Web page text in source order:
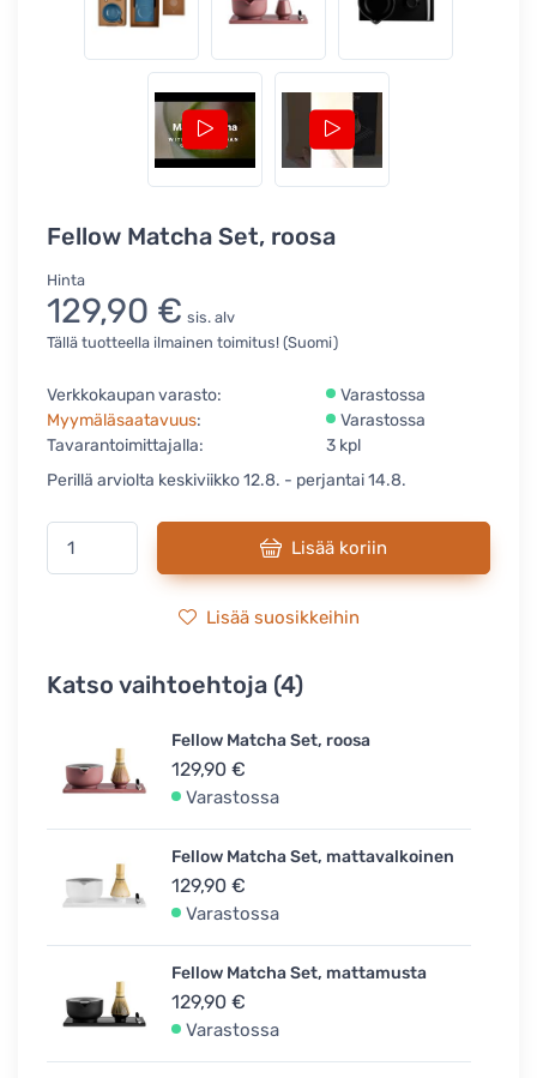
Fellow Matcha Set, roosa
Hinta
129,90 € sis. alv
Tällä tuotteella ilmainen toimitus! (Suomi)
Verkkokaupan varasto:
Varastossa
Myymäläsaatavuus:
Varastossa
Tavarantoimittajalla:
3 kpl
Perillä arviolta keskiviikko 12.8. - perjantai 14.8.
Lisää koriin
Lisää suosikkeihin
Katso vaihtoehtoja (4)
Fellow Matcha Set, roosa
129,90 €
Varastossa
Fellow Matcha Set, mattavalkoinen
129,90 €
Varastossa
Fellow Matcha Set, mattamusta
129,90 €
Varastossa